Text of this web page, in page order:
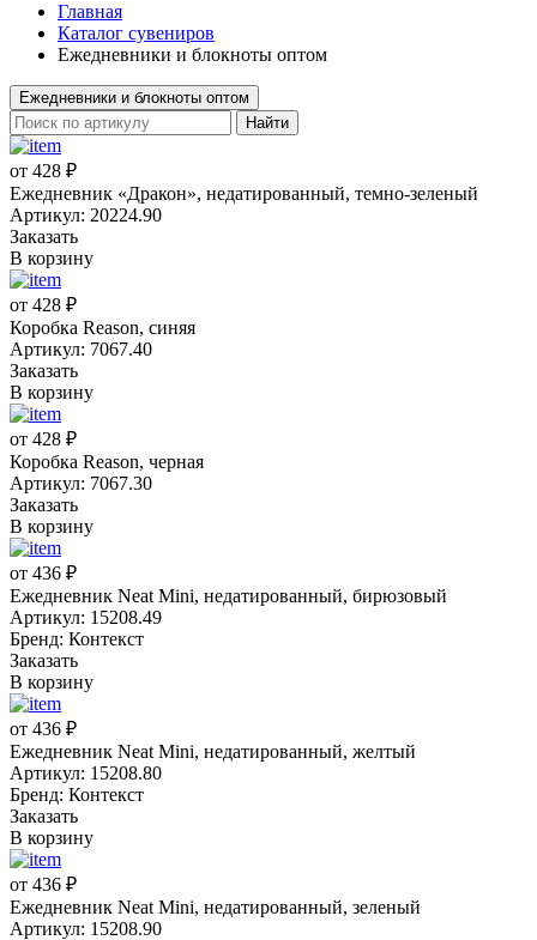
Главная
Каталог сувениров
Ежедневники и блокноты оптом
Ежедневники и блокноты оптом
Найти
от 428 ₽
Ежедневник «Дракон», недатированный, темно-зеленый
Артикул: 20224.90
Заказать
В корзину
от 428 ₽
Коробка Reason, синяя
Артикул: 7067.40
Заказать
В корзину
от 428 ₽
Коробка Reason, черная
Артикул: 7067.30
Заказать
В корзину
от 436 ₽
Ежедневник Neat Mini, недатированный, бирюзовый
Артикул: 15208.49
Бренд: Контекст
Заказать
В корзину
от 436 ₽
Ежедневник Neat Mini, недатированный, желтый
Артикул: 15208.80
Бренд: Контекст
Заказать
В корзину
от 436 ₽
Ежедневник Neat Mini, недатированный, зеленый
Артикул: 15208.90